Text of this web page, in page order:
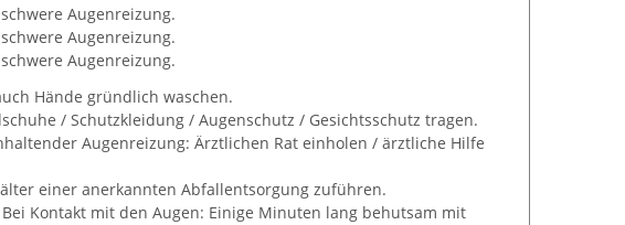
Augenreizung.
Augenreizung.
Augenreizung.
Hände gründlich waschen.
/ Schutzkleidung / Augenschutz / Gesichtsschutz tragen.
Augenreizung: Ärztlichen Rat einholen / ärztliche Hilfe
einer anerkannten Abfallentsorgung zuführen.
Bei Kontakt mit den Augen: Einige Minuten lang behutsam mit